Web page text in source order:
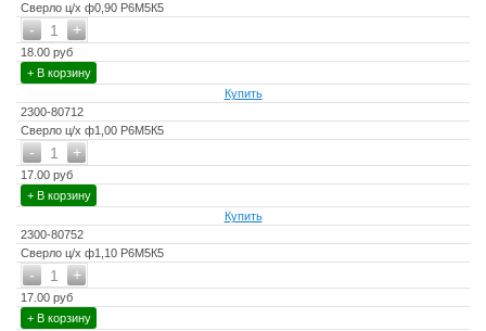
Сверло ц/х ф0,90 Р6М5К5
+
- 1
18.00 руб
+ В корзину
Купить
2300-80712
Сверло ц/х ф1,00 Р6М5К5
+
- 1
17.00 руб
+ В корзину
Купить
2300-80752
Сверло ц/х ф1,10 Р6М5К5
+
- 1
17.00 руб
+ В корзину